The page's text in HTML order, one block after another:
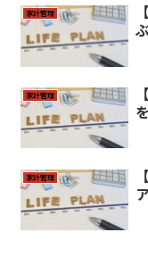
家計管理
家計管理
家計管理